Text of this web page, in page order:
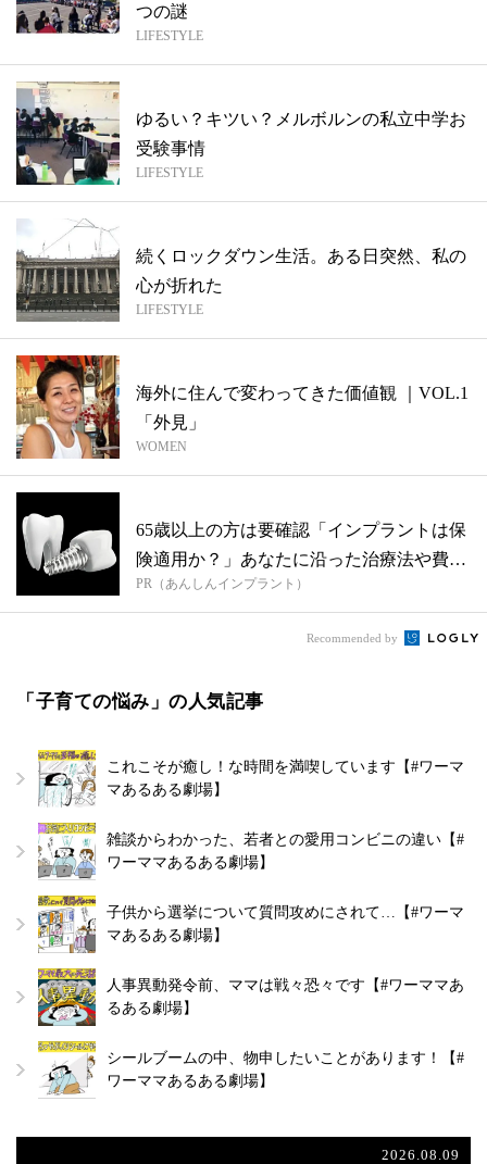
つの謎
LIFESTYLE
ゆるい？キツい？メルボルンの私立中学お
受験事情
LIFESTYLE
続くロックダウン生活。ある日突然、私の
心が折れた
LIFESTYLE
海外に住んで変わってきた価値観 ｜VOL.1
「外見」
WOMEN
65歳以上の方は要確認「インプラントは保
険適用か？」あなたに沿った治療法や費用
を...
PR（あんしんインプラント）
Recommended by
「子育ての悩み」の人気記事
これこそが癒し！な時間を満喫しています【#ワーマ
マあるある劇場】
雑談からわかった、若者との愛用コンビニの違い【#
ワーママあるある劇場】
子供から選挙について質問攻めにされて…【#ワーマ
マあるある劇場】
人事異動発令前、ママは戦々恐々です【#ワーママあ
るある劇場】
シールブームの中、物申したいことがあります！【#
ワーママあるある劇場】
2026.08.09